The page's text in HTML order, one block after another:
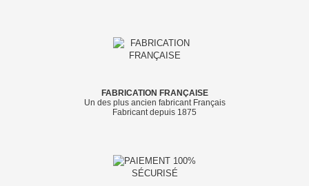
FABRICATION FRANÇAISE
Un des plus ancien fabricant Français
Fabricant depuis 1875